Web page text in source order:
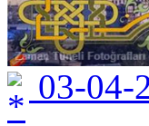
03-04-